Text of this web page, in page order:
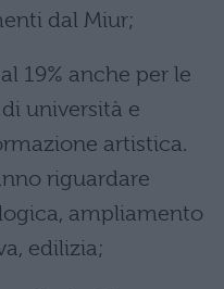
dal Miur;
19% anche per le
università e
artistica.
riguardare
ampliamento
edilizia;